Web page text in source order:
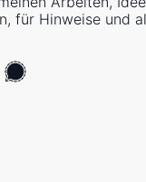
für Hinweise und